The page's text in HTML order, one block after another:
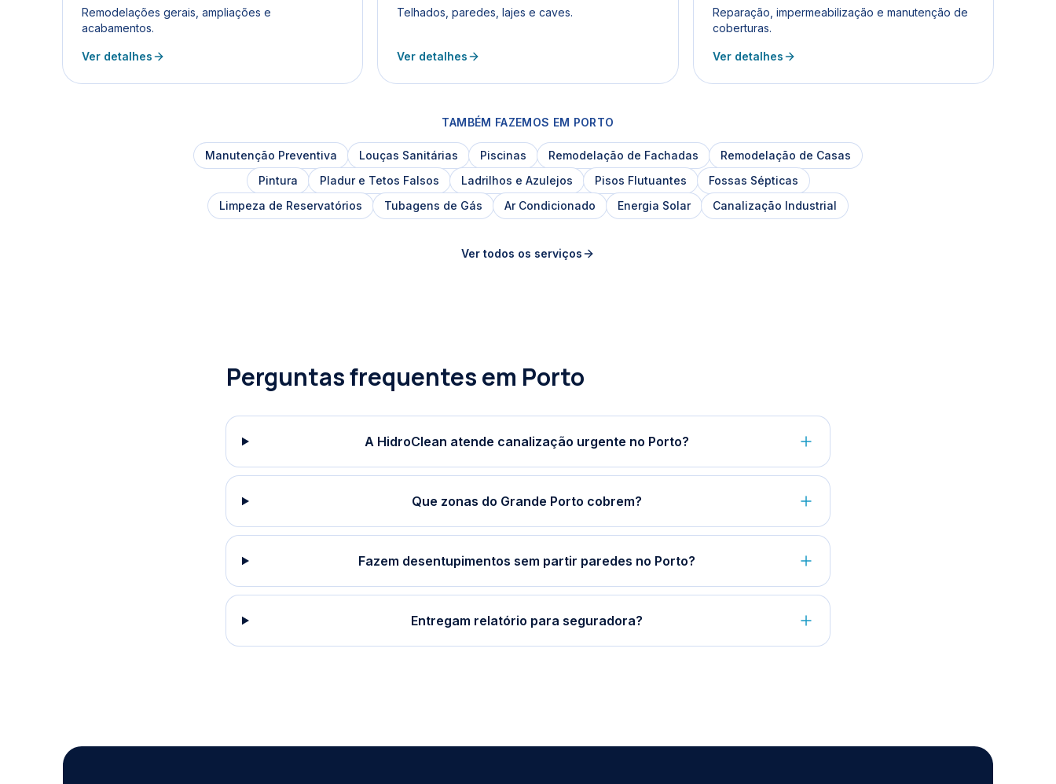
Remodelações gerais, ampliações e
acabamentos.
Ver detalhes
Telhados, paredes, lajes e caves.
Ver detalhes
Reparação, impermeabilização e manutenção de
coberturas.
Ver detalhes
TAMBÉM FAZEMOS EM PORTO
Manutenção Preventiva Louças Sanitárias Piscinas Remodelação de Fachadas
Remodelação de Casas
Pintura
Pladur e Tetos Falsos Ladrilhos e Azulejos Pisos Flutuantes
Fossas Sépticas
Limpeza de Reservatórios
Tubagens de Gás Ar Condicionado Energia Solar Canalização Industrial
Ver todos os serviços
Perguntas frequentes em Porto
A HidroClean atende canalização urgente no Porto?
Que zonas do Grande Porto cobrem?
Fazem desentupimentos sem partir paredes no Porto?
Entregam relatório para seguradora?